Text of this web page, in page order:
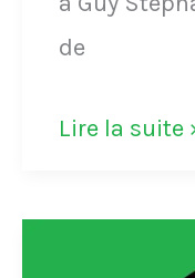
de
VIDÉO
Lire la suite